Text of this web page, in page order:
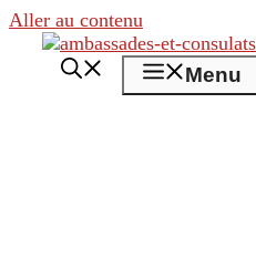
Aller au contenu
Menu